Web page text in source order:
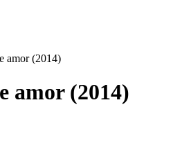
amor (2014)
amor (2014)